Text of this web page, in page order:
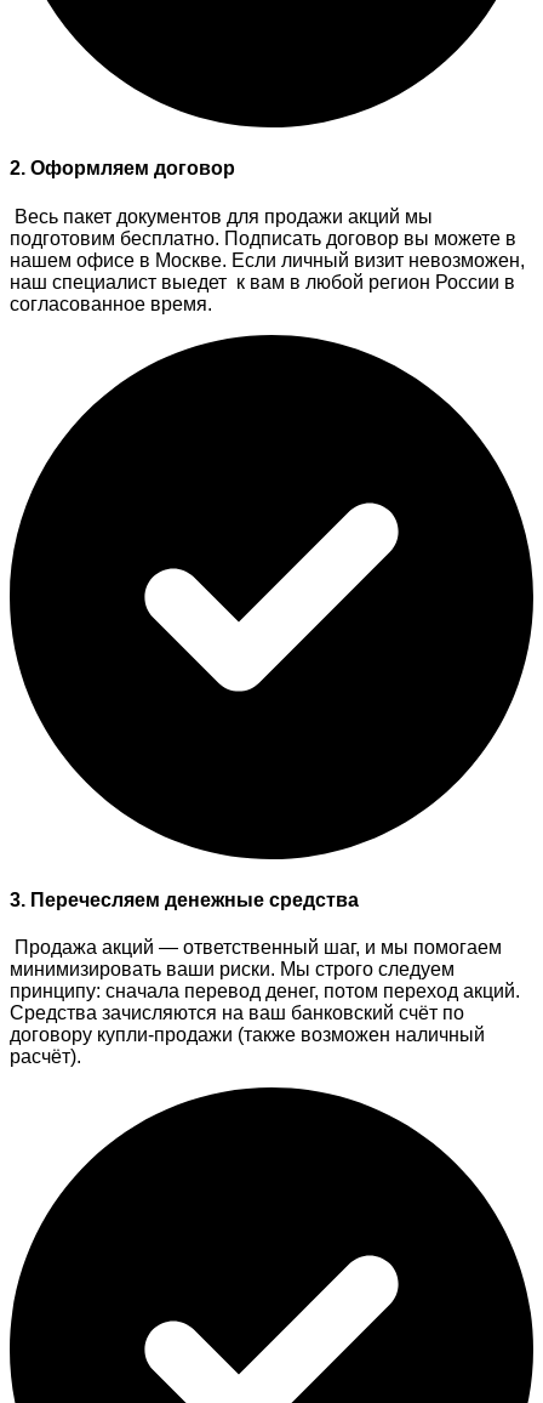
2. Оформляем договор
Весь пакет документов для продажи акций мы
подготовим бесплатно. Подписать договор вы можете в
нашем офисе в Москве. Если личный визит невозможен,
наш специалист выедет к вам в любой регион России в
согласованное время.
3. Перечесляем денежные средства
Продажа акций — ответственный шаг, и мы помогаем
минимизировать ваши риски. Мы строго следуем
принципу: сначала перевод денег, потом переход акций.
Средства зачисляются на ваш банковский счёт по
договору купли-продажи (также возможен наличный
расчёт).